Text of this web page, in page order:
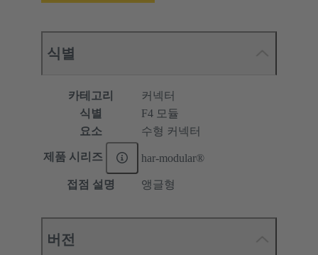
식별
카테고리
커넥터
식별
F4 모듈
요소
수형 커넥터
제품 시리즈 har-modular®
접점 설명 앵글형
버전